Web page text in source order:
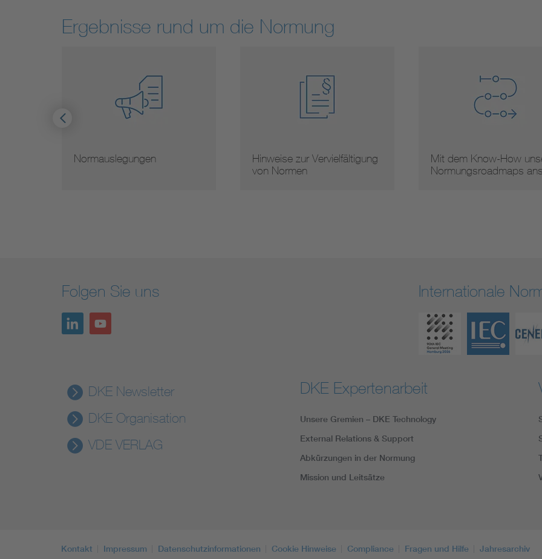
Ergebnisse rund um die Normung
Normauslegungen
Hinweise zur Vervielfältigung
von Normen
Mit dem Know-How
Normungsroadmaps
Folgen Sie uns Internationale
DKE Newsletter
DKE Organisation
VDE VERLAG
DKE Expertenarbeit
Unsere Gremien – DKE Technology
External Relations & Support
Abkürzungen in der Normung
Mission und Leitsätze
Kontakt Impressum Datenschutzinformationen Cookie Hinweise Compliance Fragen und Hilfe Jahresarchiv